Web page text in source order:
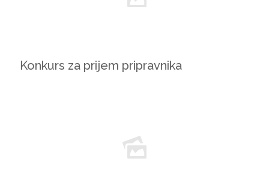
Konkurs za prijem pripravnika